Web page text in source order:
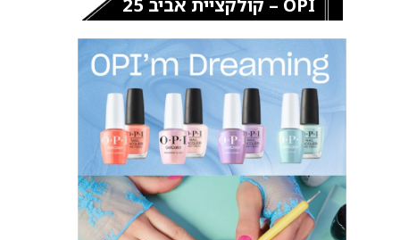
OPI – קולקציית אביב 25